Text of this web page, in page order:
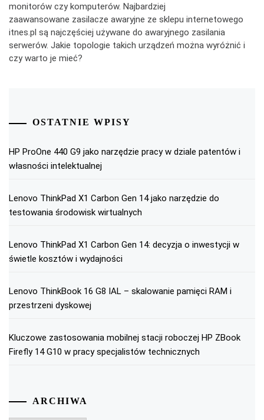
monitorów czy komputerów. Najbardziej
zaawansowane zasilacze awaryjne ze sklepu internetowego
itnes.pl są najczęściej używane do awaryjnego zasilania
serwerów. Jakie topologie takich urządzeń można wyróżnić i
czy warto je mieć?
OSTATNIE WPISY
HP ProOne 440 G9 jako narzędzie pracy w dziale patentów i
własności intelektualnej
Lenovo ThinkPad X1 Carbon Gen 14 jako narzędzie do
testowania środowisk wirtualnych
Lenovo ThinkPad X1 Carbon Gen 14: decyzja o inwestycji w
świetle kosztów i wydajności
Lenovo ThinkBook 16 G8 IAL – skalowanie pamięci RAM i
przestrzeni dyskowej
Kluczowe zastosowania mobilnej stacji roboczej HP ZBook
Firefly 14 G10 w pracy specjalistów technicznych
ARCHIWA